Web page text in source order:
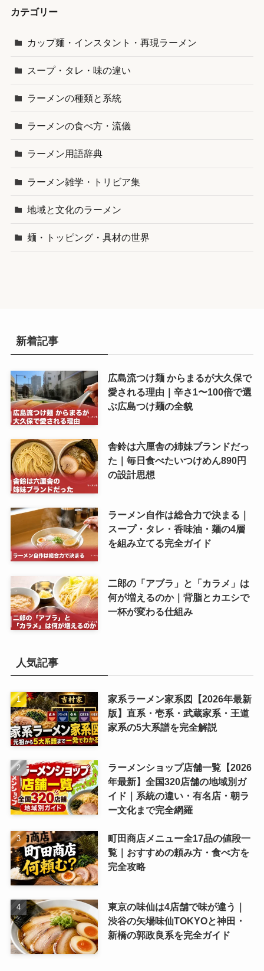
カテゴリー
カップ麺・インスタント・再現ラーメン
スープ・タレ・味の違い
ラーメンの種類と系統
ラーメンの食べ方・流儀
ラーメン用語辞典
ラーメン雑学・トリビア集
地域と文化のラーメン
麺・トッピング・具材の世界
新着記事
広島流つけ麺 からまるが大久保で
愛される理由｜辛さ1〜100倍で選
ぶ広島つけ麺の全貌
舎鈴は六厘舎の姉妹ブランドだっ
た｜毎日食べたいつけめん890円
の設計思想
ラーメン自作は総合力で決まる｜
スープ・タレ・香味油・麺の4層
を組み立てる完全ガイド
二郎の「アブラ」と「カラメ」は
何が増えるのか｜背脂とカエシで
一杯が変わる仕組み
人気記事
家系ラーメン家系図【2026年最新
版】直系・壱系・武蔵家系・王道
家系の5大系譜を完全解説
ラーメンショップ店舗一覧【2026
年最新】全国320店舗の地域別ガ
イド｜系統の違い・有名店・朝ラ
ー文化まで完全網羅
町田商店メニュー全17品の値段一
覧｜おすすめの頼み方・食べ方を
完全攻略
東京の味仙は4店舗で味が違う｜
渋谷の矢場味仙TOKYOと神田・
新橋の郭政良系を完全ガイド